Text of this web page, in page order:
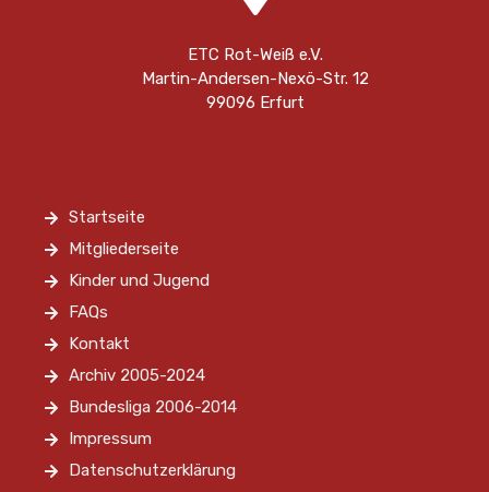
ETC Rot-Weiß e.V.
Martin-Andersen-Nexö-Str. 12
99096 Erfurt
Startseite
Mitgliederseite
Kinder und Jugend
FAQs
Kontakt
Archiv 2005-2024
Bundesliga 2006-2014
Impressum
Datenschutzerklärung